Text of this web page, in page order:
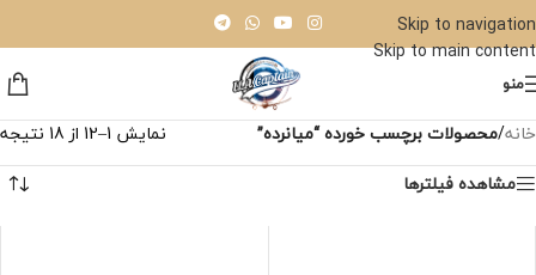
Skip to navigation
Skip to main content
منو
خانه/محصولات برچسب خورده “میانرده”
نمایش 1–12 از 18 نتیجه
مشاهده فیلترها